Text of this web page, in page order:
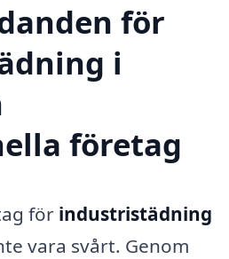
för
i
företag
för industristädning
vara svårt. Genom